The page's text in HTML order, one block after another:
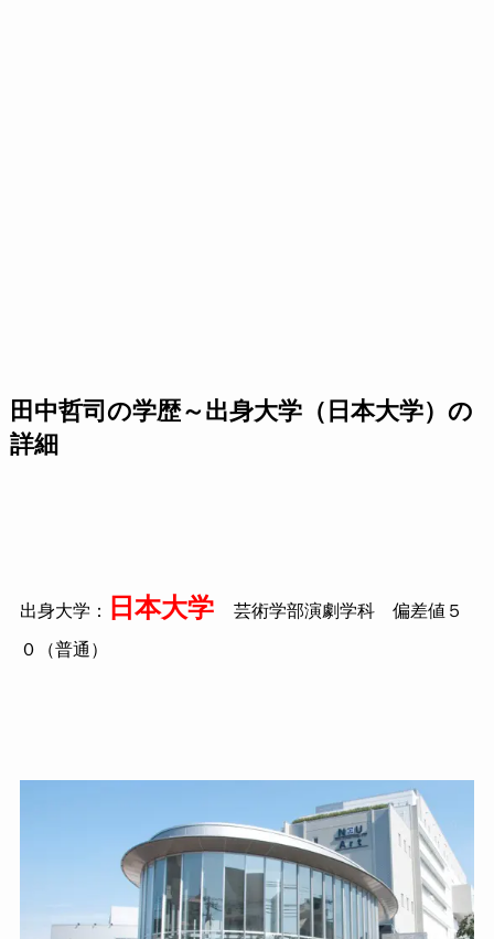
田中哲司の学歴～出身大学（日本大学）の
詳細
出身大学： 日本大学 芸術学部演劇学科 偏差値５
０（普通）